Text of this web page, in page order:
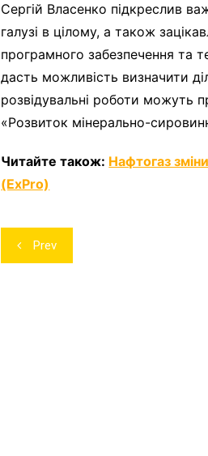
Сергій Власенко підкреслив
галузі в цілому, а також
програмного забезпечення та
дасть можливість визначити
розвідувальні роботи можуть
«Розвиток мінерально-
Читайте також: Нафтогаз
(ExPro)
Навігація
записів
Prev